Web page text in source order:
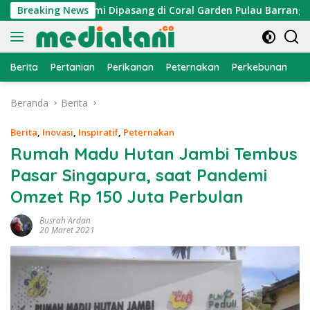
Langsung
ke
konten
Breaking News
Cumi Dipasang di Coral Garden Pulau Barrang Caddi
Berita Pertanian Perikanan Peternakan Perkebunan
Beranda Berita
Berita, Inovasi, Inspiratif, Peternakan
Rumah Madu Hutan Jambi Tembus
Pasar Singapura, saat Pandemi
Omzet Rp 150 Juta Perbulan
Busrah Ardan
20 Maret 2021